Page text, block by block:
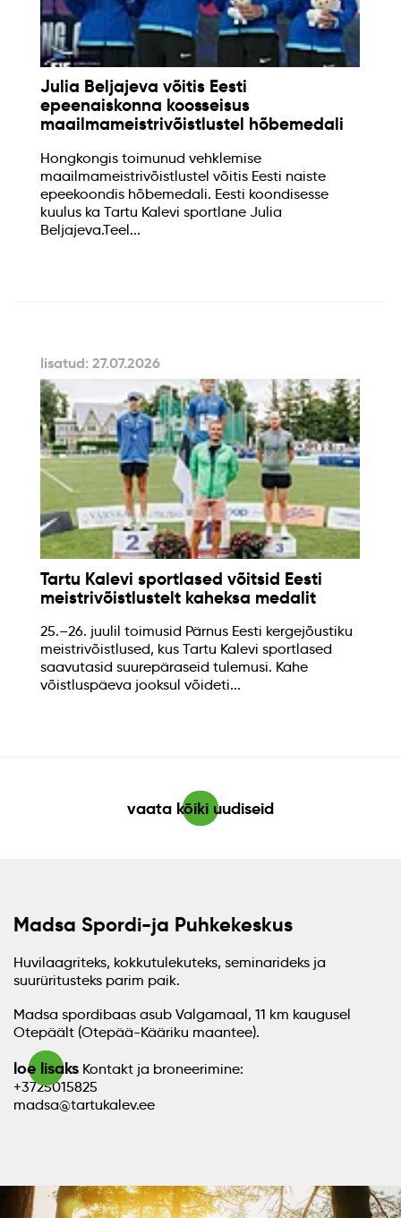
Julia Beljajeva võitis Eesti
epeenaiskonna koosseisus
maailmameistrivõistlustel hõbemedali
Hongkongis toimunud vehklemise
maailmameistrivõistlustel võitis Eesti naiste
epeekoondis hõbemedali. Eesti koondisesse
kuulus ka Tartu Kalevi sportlane Julia
Beljajeva.Teel...
lisatud: 27.07.2026
Tartu Kalevi sportlased võitsid Eesti
meistrivõistlustelt kaheksa medalit
25.–26. juulil toimusid Pärnus Eesti kergejõustiku
meistrivõistlused, kus Tartu Kalevi sportlased
saavutasid suurepäraseid tulemusi. Kahe
võistluspäeva jooksul võideti...
vaata kõiki uudiseid
Madsa Spordi-ja Puhkekeskus
Huvilaagriteks, kokkutulekuteks, seminarideks ja
suurüritusteks parim paik.
Madsa spordibaas asub Valgamaal, 11 km kaugusel
Otepäält (Otepää-Kääriku maantee).
loe lisaks Kontakt ja broneerimine:
+3725015825
madsa@tartukalev.ee